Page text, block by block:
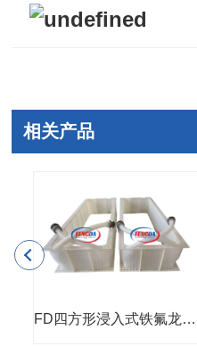
相关产品
FD四方形浸入式铁氟龙换热器